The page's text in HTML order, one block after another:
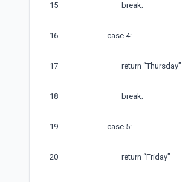
15
16
17
18
19
20
break;
case 4:
return “Thursday”
break;
case 5:
return “Friday”